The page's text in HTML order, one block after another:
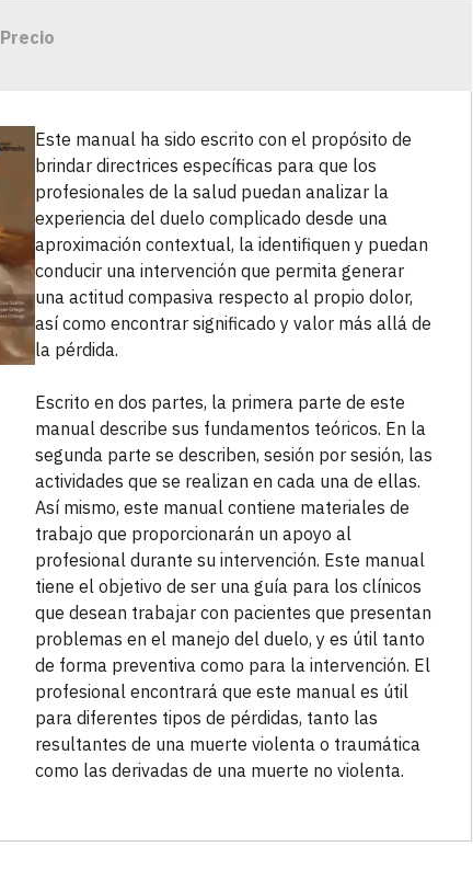
Precio
Este manual ha sido escrito con el propósito de
brindar directrices específicas para que los
profesionales de la salud puedan analizar la
experiencia del duelo complicado desde una
aproximación contextual, la identifiquen y puedan
conducir una intervención que permita generar
una actitud compasiva respecto al propio dolor,
así como encontrar significado y valor más allá de
la pérdida.
Escrito en dos partes, la primera parte de este
manual describe sus fundamentos teóricos. En la
segunda parte se describen, sesión por sesión, las
actividades que se realizan en cada una de ellas.
Así mismo, este manual contiene materiales de
trabajo que proporcionarán un apoyo al
profesional durante su intervención. Este manual
tiene el objetivo de ser una guía para los clínicos
que desean trabajar con pacientes que presentan
problemas en el manejo del duelo, y es útil tanto
de forma preventiva como para la intervención. El
profesional encontrará que este manual es útil
para diferentes tipos de pérdidas, tanto las
resultantes de una muerte violenta o traumática
como las derivadas de una muerte no violenta.